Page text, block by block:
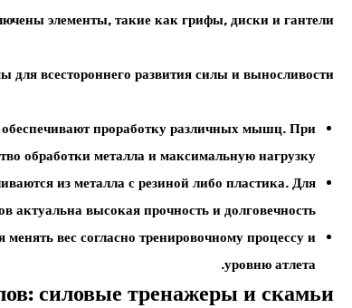
элементы, такие как грифы, диски и гантели
для всестороннего развития силы и выносливости.
проработку различных мышц. При
обработки металла и максимальную нагрузку.
из металла с резиной либо пластика. Для
актуальна высокая прочность и долговечность.
вес согласно тренировочному процессу и
уровню атлета.
силовые тренажеры и скамьи